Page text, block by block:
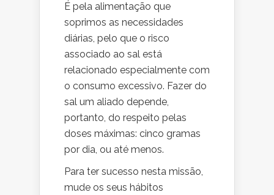
É pela alimentação que
soprimos as necessidades
diárias, pelo que o risco
associado ao sal está
relacionado especialmente com
o consumo excessivo. Fazer do
sal um aliado depende,
portanto, do respeito pelas
doses máximas: cinco gramas
por dia, ou até menos.
Para ter sucesso nesta missão,
mude os seus hábitos